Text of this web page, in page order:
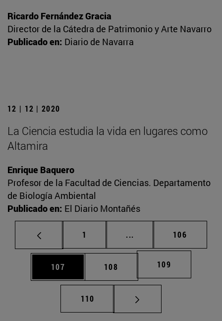
Ricardo Fernández Gracia
Director de la Cátedra de Patrimonio y Arte Navarro
Publicado en: Diario de Navarra
12 | 12 | 2020
La Ciencia estudia la vida en lugares como
Altamira
Enrique Baquero
Profesor de la Facultad de Ciencias. Departamento
de Biología Ambiental
Publicado en: El Diario Montañés
Página
1 ... Páginas intermedias
Página
106
Página
107 Página
108 Página
109
Página
110